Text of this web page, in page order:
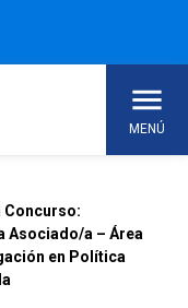
MENÚ
Concurso:
Asociado/a – Área
en Política